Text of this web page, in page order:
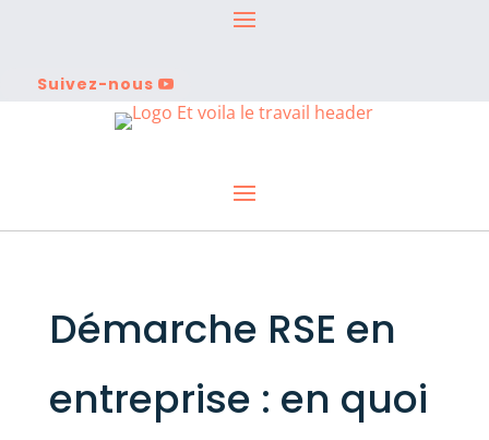
Suivez-nous
Démarche RSE en
entreprise : en quoi